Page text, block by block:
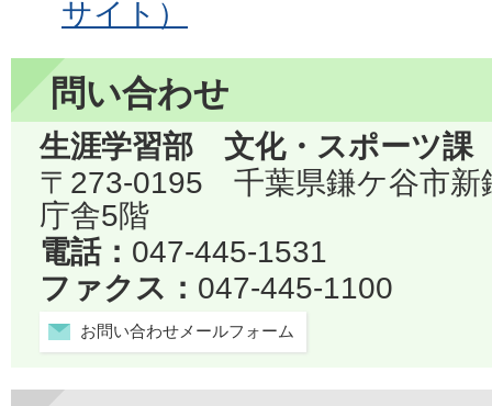
サイト）
問い合わせ
生涯学習部 文化・スポーツ
〒273-0195 千葉県鎌ケ谷市
庁舎5階
電話： 047-445-1531
ファクス： 047-445-1100
お問い合わせメールフォーム